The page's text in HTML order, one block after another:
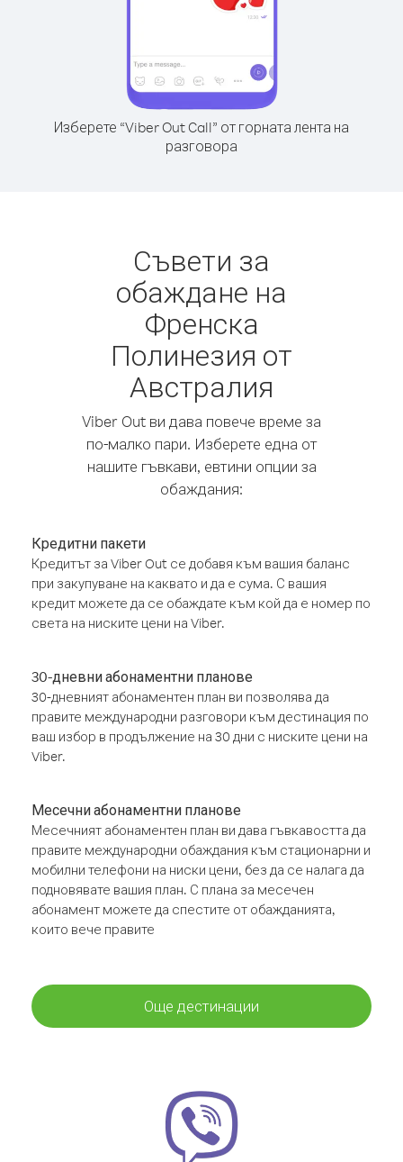
Изберете “Viber Out Call” от горната лента на
разговора
Съвети за
обаждане на
Френска
Полинезия от
Австралия
Viber Out ви дава повече време за
по-малко пари. Изберете една от
нашите гъвкави, евтини опции за
обаждания:
Кредитни пакети
Кредитът за Viber Out се добавя към вашия баланс
при закупуване на каквато и да е сума. С вашия
кредит можете да се обаждате към кой да е номер по
света на ниските цени на Viber.
30-дневни абонаментни планове
30-дневният абонаментен план ви позволява да
правите международни разговори към дестинация по
ваш избор в продължение на 30 дни с ниските цени на
Viber.
Месечни абонаментни планове
Месечният абонаментен план ви дава гъвкавостта да
правите международни обаждания към стационарни и
мобилни телефони на ниски цени, без да се налага да
подновявате вашия план. С плана за месечен
абонамент можете да спестите от обажданията,
които вече правите
Още дестинации